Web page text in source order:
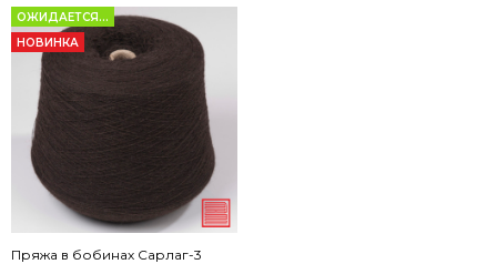
ОЖИДАЕТСЯ...
НОВИНКА
Пряжа в бобинах Сарлаг-3